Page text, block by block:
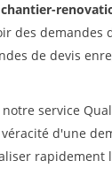
chantier-
des demandes
de devis
service
d'une
rapidement